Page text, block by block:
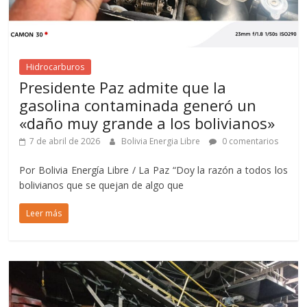
Hidrocarburos
Presidente Paz admite que la
gasolina contaminada generó un
«daño muy grande a los bolivianos»
7 de abril de 2026 Bolivia Energia Libre 0 comentarios
Por Bolivia Energía Libre / La Paz “Doy la razón a todos los
bolivianos que se quejan de algo que
Leer más